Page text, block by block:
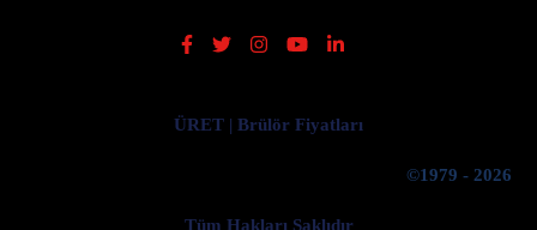
ÜRET | Brülör Fiyatları
©1979 - 2026
Tüm Hakları Saklıdır